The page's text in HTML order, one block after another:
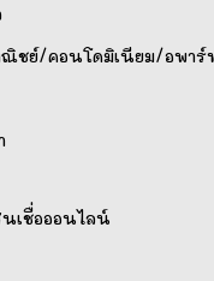
ณิชย์/คอนโดมิเนียม/อพา
เชื่อออนไลน์